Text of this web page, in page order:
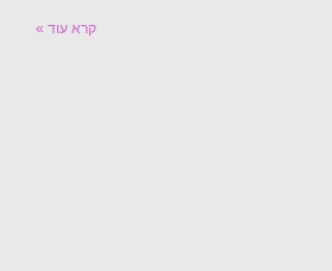
קרא עוד »